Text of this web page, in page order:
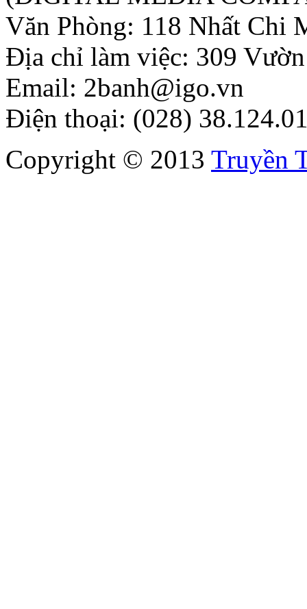
Văn Phòng: 118 Nhất Chi
Địa chỉ làm việc: 309
Email: 2banh@igo.vn
Điện thoại: (028)
Copyright © 2013 Truyền